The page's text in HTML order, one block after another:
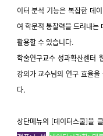
이터 분석 기능은 복잡한 데
여 학문적 통찰력을 드러내는
활용할 수 있습니다.
학술연구교수 성과확산센터
강의가 교수님의 연구 효율
다.
상단메뉴의 [데이터스쿨]을